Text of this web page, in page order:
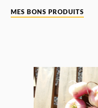
MES BONS PRODUITS